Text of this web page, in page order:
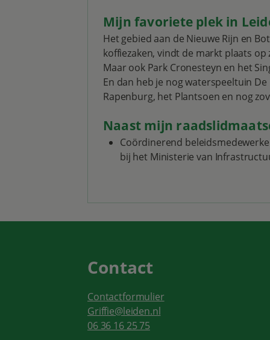
Mijn favoriete plek in
Het gebied aan de Nieuwe Rijn en
koffiezaken, vindt de markt plaats
Maar ook Park Cronesteyn en het
En dan heb je nog waterspeeltuin
Rapenburg, het Plantsoen en nog
Naast mijn
Coördinerend
bij het Ministerie van
Contact
Contactformulier
Griffie@leiden.nl
06 36 16 25 75